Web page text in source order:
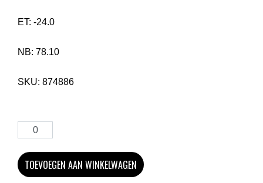
ET: -24.0
NB: 78.10
SKU: 874886
TOEVOEGEN AAN WINKELWAGEN